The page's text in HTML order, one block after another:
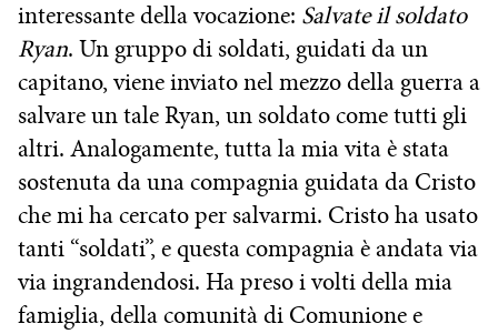
interessante della vocazione: Salvate il soldato
Ryan. Un gruppo di soldati, guidati da un
capitano, viene inviato nel mezzo della guerra a
salvare un tale Ryan, un soldato come tutti gli
altri. Analogamente, tutta la mia vita è stata
sostenuta da una compagnia guidata da Cristo
che mi ha cercato per salvarmi. Cristo ha usato
tanti “soldati”, e questa compagnia è andata via
via ingrandendosi. Ha preso i volti della mia
famiglia, della comunità di Comunione e